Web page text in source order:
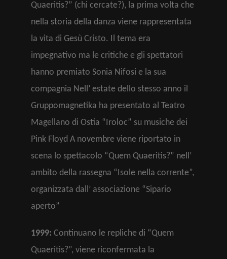
Quaeritis?” (chi cercate?), la prima volta che
nella storia della danza viene rappresentata
la vita di Gesù Cristo. Il tema era
impegnativo ma le critiche e gli spettatori
hanno premiato Sonia Nifosi e la sua
compagnia Nell’ estate dello stesso anno il
Gruppomagnetika ha presentato al Teatro
Magellano di Ostia “Iroloc” su musiche dei
Pink Floyd A novembre viene riportato in
scena lo spettacolo “Quem Quaeritis?” nell’
ambito della rassegna “Isole nella corrente”,
organizzata dall’ associazione “Sipario
aperto”
1999: Continuano le repliche di “Quem
Quaeritis?”, viene riconfermata la